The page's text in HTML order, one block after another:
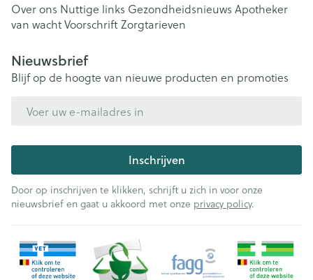
Over ons Nuttige links Gezondheidsnieuws Apotheker
van wachtVoorschriftZorgtarieven
Nieuwsbrief
Blijf op de hoogte van nieuwe producten en promoties
Inschrijven
Door op inschrijven te klikken, schrijft u zich in voor onze
nieuwsbrief en gaat u akkoord met onze privacy policy.